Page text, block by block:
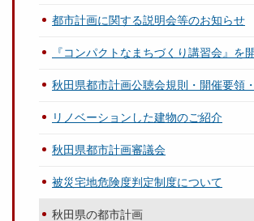
都市計画に関する説明会等のお知らせ
『コンパクトなまちづくり講習会』を
秋田県都市計画公聴会規則・開催要領
リノベーションした建物のご紹介
秋田県都市計画審議会
被災宅地危険度判定制度について
秋田県の都市計画